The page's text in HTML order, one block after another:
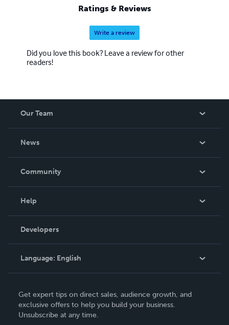
Ratings & Reviews
Write a review
Did you love this book? Leave a review for other
readers!
Our Team
News
In The News
Community
Podcast
Help
Order Lookup
Knowledge Base
Contact Support
Developers
Language: English
Deutsch
Français
Get expert tips on direct sales, audience growth, and
exclusive offers to help you build your business.
Unsubscribe at any time.